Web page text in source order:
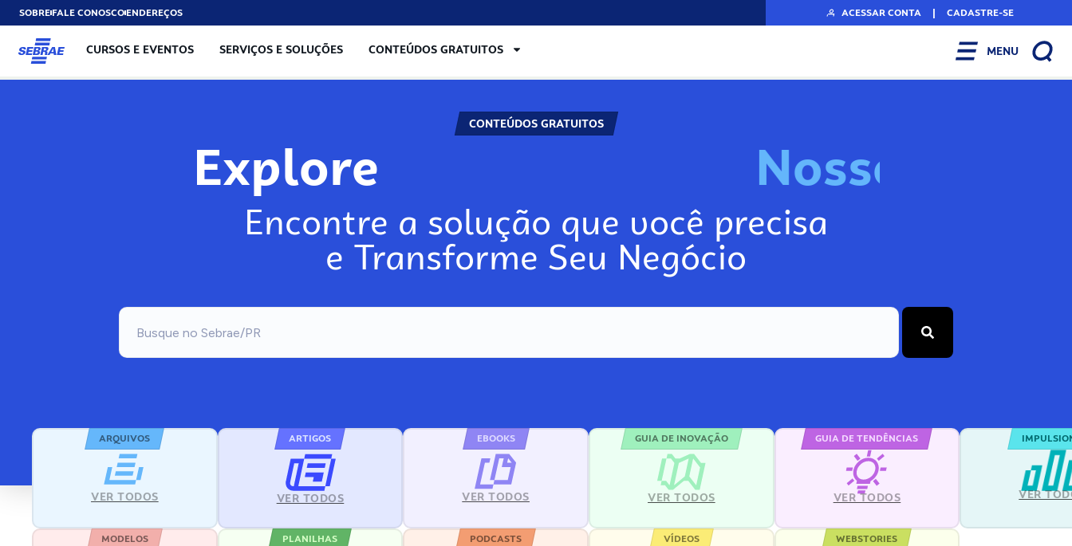
SOBREFALE CONOSCOENDEREÇOS ACESSAR CONTA | CADASTRE-SE
CURSOS E EVENTOS SERVIÇOS E SOLUÇÕES CONTEÚDOS GRATUITOS MENU
CONTEÚDOS GRATUITOS
Explore Nosso
Encontre a solução que você precisa
e Transforme Seu Negócio
ARQUIVOS
VER TODOS
ARTIGOS
VER TODOS
EBOOKS
VER TODOS
GUIA DE INOVAÇÃO
VER TODOS
GUIA DE TENDÊNCIAS
VER TODOS VER
MODELOS PLANILHAS PODCASTS VÍDEOS WEBSTORIES